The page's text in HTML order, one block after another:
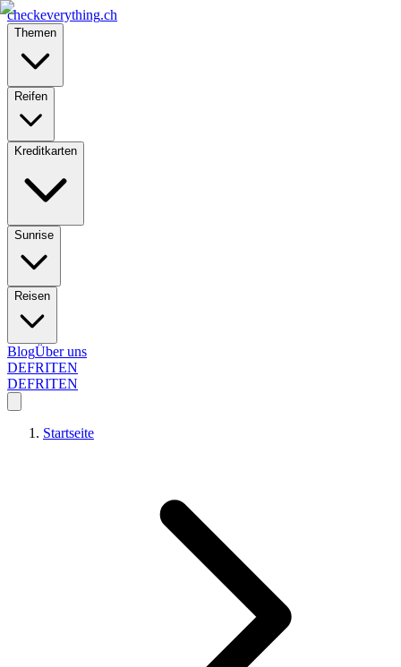
checkeverything.ch
Themen
Reifen
Kreditkarten
Sunrise
Reisen
BlogÜber uns
DEFRITEN
DEFRITEN
Startseite